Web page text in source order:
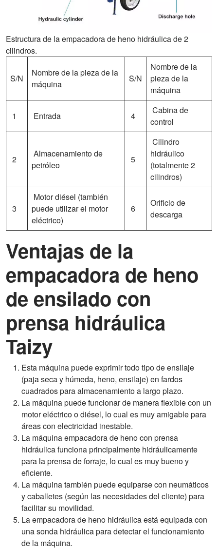
Estructura de la empacadora de heno hidráulica de 2
cilindros.
S/N
Nombre de la pieza de la
máquina
S/N
Nombre de la
pieza de la
máquina
1 Entrada 4
Cabina de
control
2
Almacenamiento de
petróleo
5
Cilindro
hidráulico
(totalmente 2
cilindros)
3
Motor diésel (también
puede utilizar el motor
eléctrico)
6
Orificio de
descarga
Ventajas de la
empacadora de heno
de ensilado con
prensa hidráulica
Taizy
Esta máquina puede exprimir todo tipo de ensilaje
(paja seca y húmeda, heno, ensilaje) en fardos
cuadrados para almacenamiento a largo plazo.
La máquina puede funcionar de manera flexible con un
motor eléctrico o diésel, lo cual es muy amigable para
áreas con electricidad inestable.
La máquina empacadora de heno con prensa
hidráulica funciona principalmente hidráulicamente
para la prensa de forraje, lo cual es muy bueno y
eficiente.
La máquina también puede equiparse con neumáticos
y caballetes (según las necesidades del cliente) para
facilitar su movilidad.
La empacadora de heno hidráulica está equipada con
una sonda hidráulica para detectar el funcionamiento
de la máquina.